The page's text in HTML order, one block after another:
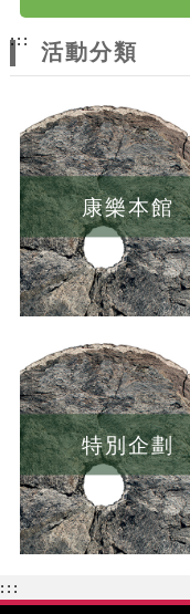
:::
活動分類
康樂本館
特別企劃
:::